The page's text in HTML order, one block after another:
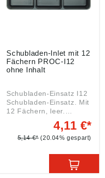
Schubladen-Inlet mit 12
Fächern PROC-I12
ohne Inhalt
Schubladen-Einsatz I12
Schubladen-Einsatz. Mit
12 Fächern, leer.
Angaben gemäß
Produktsicherheitsveror
dnung ((EU) 2023/998):
Eisenhändler GmbH,
EDE Platz 1, 42389
Wuppertal, DE,
4,11 €*
5,14 €* (20.04% gespart)